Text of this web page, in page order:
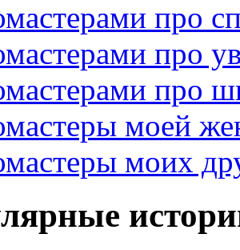
про
про
про
моей
моих